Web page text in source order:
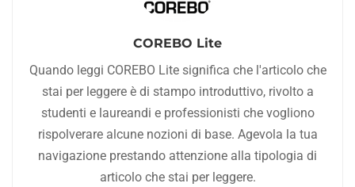
COREBO Lite
Quando leggi COREBO Lite significa che l'articolo che
stai per leggere è di stampo introduttivo, rivolto a
studenti e laureandi e professionisti che vogliono
rispolverare alcune nozioni di base. Agevola la tua
navigazione prestando attenzione alla tipologia di
articolo che stai per leggere.